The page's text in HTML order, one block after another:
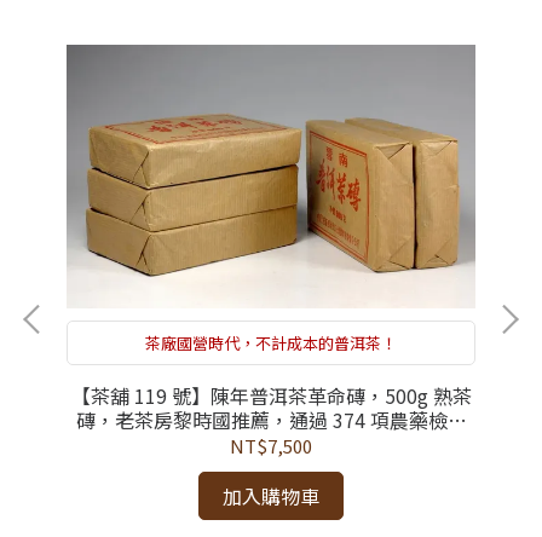
茶廠國營時代，不計成本的普洱茶！
【茶舖 119 號】陳年普洱茶革命磚，500g 熟茶
磚，老茶房黎時國推薦，通過 374 項農藥檢測
合格，時代印記下的沈穩地氣，鐵模壓製的高端
佳茗
NT$7,500
加入購物車